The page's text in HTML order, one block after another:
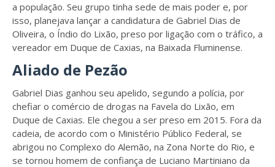
a população. Seu grupo tinha sede de mais poder e, por
isso, planejava lançar a candidatura de Gabriel Dias de
Oliveira, o Índio do Lixão, preso por ligação com o tráfico, a
vereador em Duque de Caxias, na Baixada Fluminense.
Aliado de Pezão
Gabriel Dias ganhou seu apelido, segundo a polícia, por
chefiar o comércio de drogas na Favela do Lixão, em
Duque de Caxias. Ele chegou a ser preso em 2015. Fora da
cadeia, de acordo com o Ministério Público Federal, se
abrigou no Complexo do Alemão, na Zona Norte do Rio, e
se tornou homem de confiança de Luciano Martiniano da